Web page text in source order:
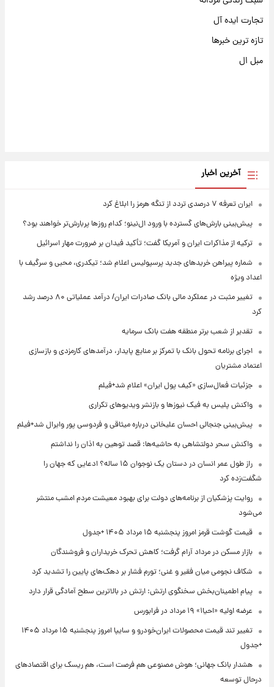
تجارت ایده آل
تازه ترین خبرها
مبل ال
آخرین اخبار
ایران تعرفه ۷ درصدی تردد از تنگه هرمز را ابلاغ کرد
پیش‌بینی بارش‌های گسترده با ورود ال‌نینو؛ کدام روزها پربارش‌تر خواهند بود؟
ترکیه از مذاکرات ایران و آمریکا گفت؛ تأکید فیدان بر ضرورت مهار اسرائیل
شماره پیراهن خریدهای جدید پرسپولیس اعلام شد؛ تیکدری، محبی و سرگیف با
اعداد ویژه
تغییر مثبت در عملکرد مالی بانک صادرات ایران/ درآمد عملیاتی ۸۰ درصد رشد
کرد
تقدیر از شعب برتر منطقه هفت بانک سرمایه
اجرای برنامه تحول بانک با تمرکز بر منابع پایدار، درآمدهای کارمزدی و بازسازی
اعتماد مشتریان
جزئیات فعال‌سازی «کیف پول ایران» اعلام شد+فیلم
واکنش پلیس به فیک نیوزها و بازنشر ویدیوهای تکراری
پیش‌بینی جنجالی احسان علیخانی درباره میثاقی و فردوسی پور وایرال شد+فیلم
واکنش سحر دولتشاهی به حاشیه‌ها: قصد توهین به اذان را نداشتم
راز طول عمر انسان در دستان یک نوجوان ۱۵ ساله؟ ادعایی که جهان را
شگفت‌زده کرد
روایت پزشکیان از برنامه‌های دولت برای بهبود معیشت مردم امشب منتشر
می‌شود
قیمت گوشت قرمز امروز پنجشنبه ۱۵ مرداد ۱۴۰۵ +جدول
بازار مسکن در مرداد آرام گرفت؛ کاهش تحرک خریداران و فروشندگان
شکاف نجومی میان فقیر و غنی؛ تورم فشار بر دهک‌های پایین را تشدید کرد
پیام اطمینان‌بخش سخنگوی ارتش: ارتش در بالاترین سطح آمادگی قرار دارد
عرضه اولیه «احیا۱» ۱۹ مرداد در فرابورس
تغییر تند قیمت محصولات ایران‌خودرو و سایپا امروز پنجشنبه ۱۵ مرداد ۱۴۰۵
+جدول
هشدار بانک جهانی؛ هوش مصنوعی هم فرصت است، هم ریسک برای اقتصادهای
درحال توسعه